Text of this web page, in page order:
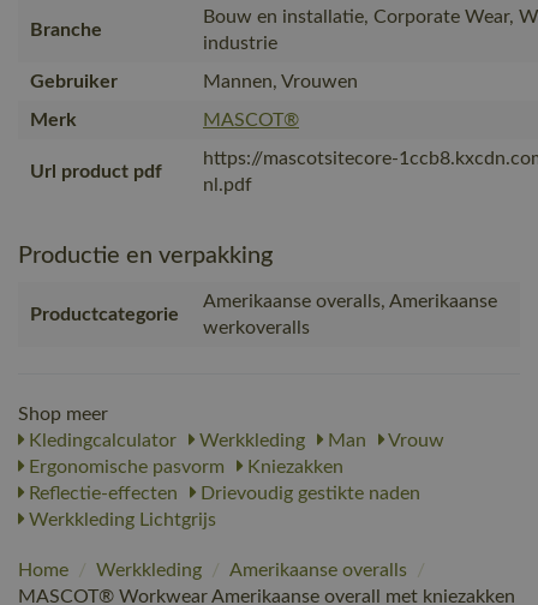
Branche
Bouw en installatie, Corporate Wear,
industrie
Gebruiker
Mannen, Vrouwen
Merk
MASCOT®
Url product pdf
https://mascotsitecore-
nl.pdf
Productie en verpakking
Productcategorie
Amerikaanse overalls, Amerikaanse
werkoveralls
Shop meer
Kledingcalculator
Werkkleding Man
Vrouw
Ergonomische pasvorm
Kniezakken
Reflectie-effecten
Drievoudig gestikte naden
Werkkleding Lichtgrijs
Home / Werkkleding / Amerikaanse overalls
/
MASCOT® Workwear Amerikaanse overall met kniezakken